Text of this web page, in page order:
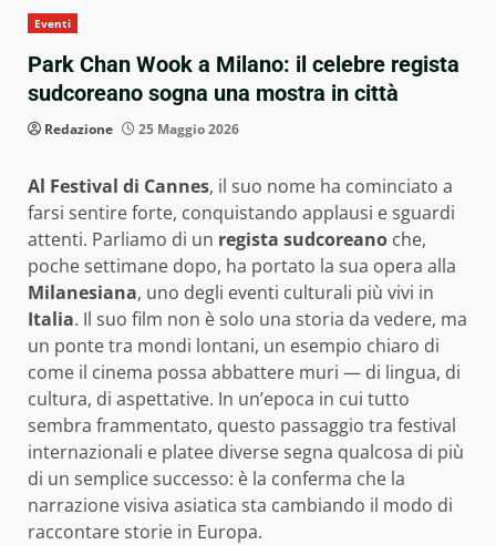
Eventi
Park Chan Wook a Milano: il celebre regista
sudcoreano sogna una mostra in città
Redazione 25 Maggio 2026
Al Festival di Cannes, il suo nome ha cominciato a
farsi sentire forte, conquistando applausi e sguardi
attenti. Parliamo di un regista sudcoreano che,
poche settimane dopo, ha portato la sua opera alla
Milanesiana, uno degli eventi culturali più vivi in
Italia. Il suo film non è solo una storia da vedere, ma
un ponte tra mondi lontani, un esempio chiaro di
come il cinema possa abbattere muri — di lingua, di
cultura, di aspettative. In un’epoca in cui tutto
sembra frammentato, questo passaggio tra festival
internazionali e platee diverse segna qualcosa di più
di un semplice successo: è la conferma che la
narrazione visiva asiatica sta cambiando il modo di
raccontare storie in Europa.